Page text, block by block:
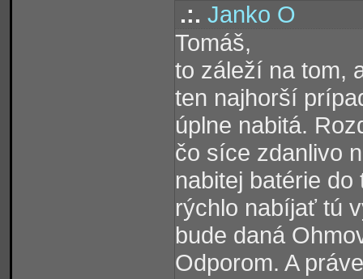
.:. Janko O
Tomáš,
to záleží na tom,
ten najhorší
úplne nabitá.
čo síce zdanlivo
nabitej batérie
rýchlo nabíjať tú
bude daná
Odporom. A